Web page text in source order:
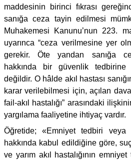
maddesinin birinci fıkrası
sanığa ceza tayin edilmesi
Muhakemesi Kanunu’nun 223.
uyarınca “ceza verilmesine yer
gerekir. Öte yandan sanığa
hakkında bir güvenlik tedbirine
değildir. O hâlde akıl hastası
karar verilebilmesi için, açılan
fail-akıl hastalığı” arasındaki
yargılama faaliyetine ihtiyaç vardır.
Öğretide; «Emniyet tedbiri veya
hakkında kabul edildiğine göre,
ve yarım akıl hastalığının